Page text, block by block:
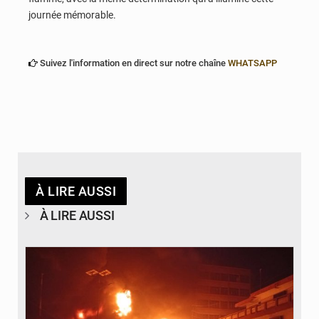
journée mémorable.
Suivez l'information en direct sur notre chaîne WHATSAPP
À LIRE AUSSI
À LIRE AUSSI